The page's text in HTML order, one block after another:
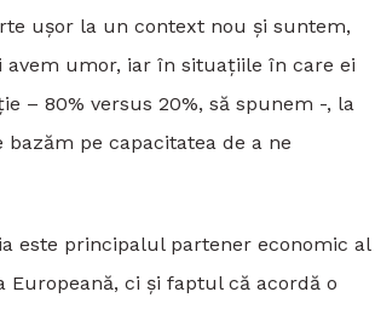
ușor la un context nou și suntem,
avem umor, iar în situațiile în care ei
– 80% versus 20%, să spunem -, la
pe capacitatea de a ne
este principalul partener economic al
ci și faptul că acordă o